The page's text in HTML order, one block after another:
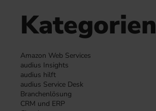
Kategorien
Amazon Web Services
audius Insights
audius hilft
audius Service Desk
Branchenlösung
CRM und ERP